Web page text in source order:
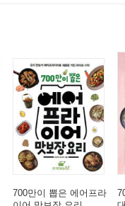
700만이 뽑은 에어프라